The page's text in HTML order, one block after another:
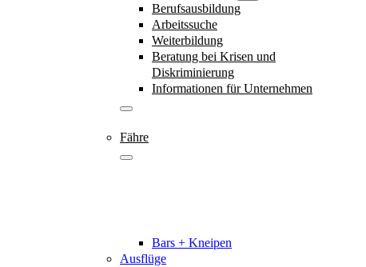
Berufsausbildung
Arbeitssuche
Weiterbildung
Beratung bei Krisen und
Diskriminierung
Informationen für Unternehmen
Fähre
Bars + Kneipen
Ausflüge